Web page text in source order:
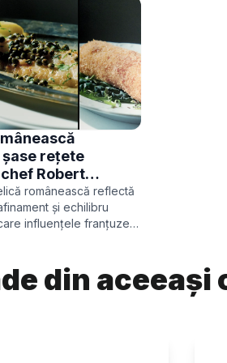
rețete
Robert
românească reflectă
și echilibru
influențele franțuzești
din aceeași